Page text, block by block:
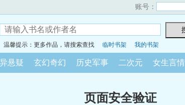
账号：
温馨提示：更多作品，请搜索查找 临时书架 我的书架
悬疑 玄幻奇幻 历史军事 二次元 女生言情
页面安全验证